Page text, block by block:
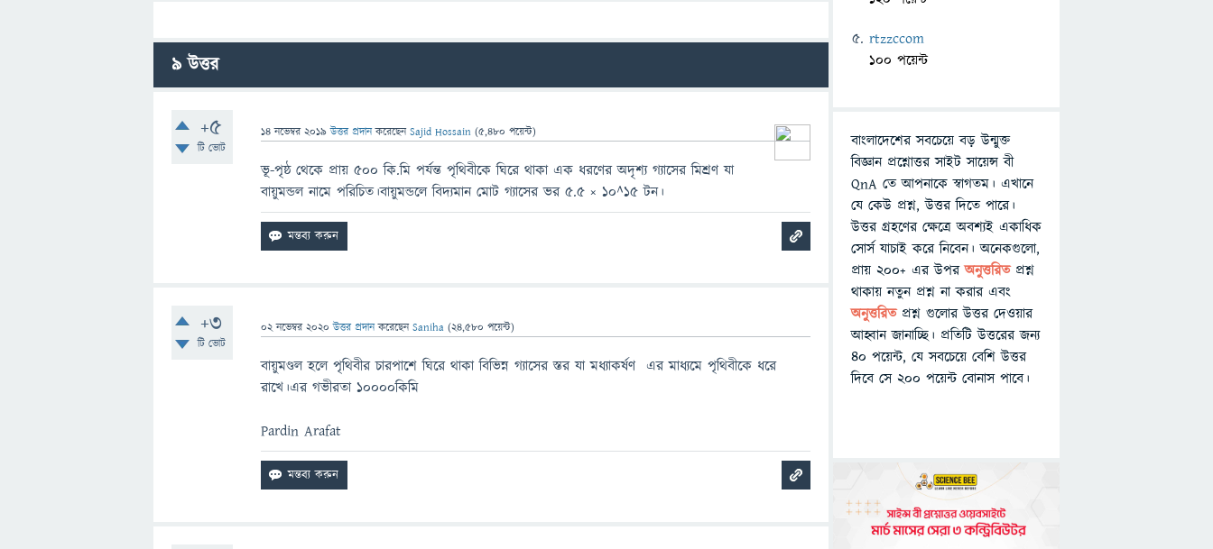
9উত্তর
+5
টি ভোট
14 নভেম্বর 2019 উত্তর প্রদান করেছেনSajid Hossain (5,480 পয়েন্ট)
ভূ-পৃষ্ঠ থেকে প্রায় ৫০০ কি.মি পর্যন্ত পৃথিবীকে ঘিরে থাকা এক ধরণের অদৃশ্য গ্যাসের মিশ্রণ যা
বায়ুমন্ডল নামে পরিচিত।বায়ুমন্ডলে বিদ্যমান মোট গ্যাসের ভর ৫.৫ × ১০^১৫ টন।
+3
টি ভোট
02 নভেম্বর 2020 উত্তর প্রদান করেছেনSaniha (24,580 পয়েন্ট)
বায়ুমণ্ডল হলে পৃথিবীর চারপাশে ঘিরে থাকা বিভিন্ন গ্যাসের স্তর যা মধ্যাকর্ষণ এর মাধ্যমে পৃথিবীকে ধরে
রাখে।এর গভীরতা ১০০০০কিমি
Pardin Arafat
rtzzccom
100 পয়েন্ট
বাংলাদেশের সবচেয়ে বড় উন্মুক্ত
বিজ্ঞান প্রশ্নোত্তর সাইট সায়েন্স বী
QnA তে আপনাকে স্বাগতম। এখানে
যে কেউ প্রশ্ন, উত্তর দিতে পারে।
উত্তর গ্রহণের ক্ষেত্রে অবশ্যই একাধিক
সোর্স যাচাই করে নিবেন। অনেকগুলো,
প্রায় ২০০+ এর উপরঅনুত্তরিতপ্রশ্ন
থাকায় নতুন প্রশ্ন না করার এবং
অনুত্তরিত প্রশ্ন গুলোর উত্তর দেওয়ার
আহ্বান জানাচ্ছি। প্রতিটি উত্তরের জন্য
৪০ পয়েন্ট, যে সবচেয়ে বেশি উত্তর
দিবে সে ২০০ পয়েন্ট বোনাস পাবে।